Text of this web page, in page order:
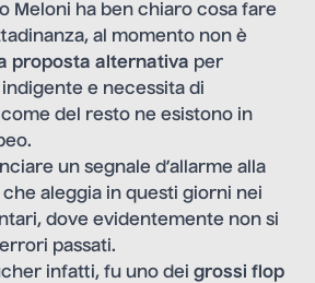
Meloni ha ben chiaro cosa fare
al momento non è
proposta alternativa per
e necessita di
del resto ne esistono in
un segnale d’allarme alla
che aleggia in questi giorni nei
dove evidentemente non si
passati.
infatti, fu uno dei grossi flop